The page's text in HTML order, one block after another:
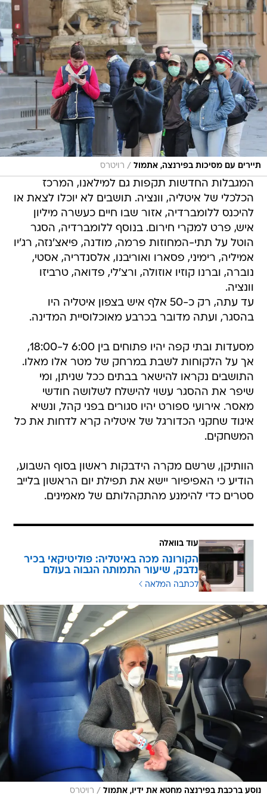
תיירים עם מסיכות בפירנצה, אתמול / רויטרס
המגבלות החדשות תקפות גם למילאנו, המרכז
הכלכלי של איטליה, וונציה. תושבים לא יוכלו לצאת או
להיכנס ללומברדיה, אזור שבו חיים כעשרה מיליון
איש, פרט למקרי חירום. בנוסף ללומברדיה, הסגר
הוטל על תתי-המחוזות פרמה, מודנה, פיאצ'נזה, רג'יו
אמיליה, רימיני, פסארו ואוריבנו, אלסנדריה, אסטי,
נוברה, וברנו קוזיו אוזולה, ורצ'לי, פדואה, טרביזו
וונציה.
עד עתה, רק כ-50 אלף איש בצפון איטליה היו
בהסגר, ועתה מדובר בכרבע מאוכלוסיית המדינה.
מסעדות ובתי קפה יהיו פתוחים בין 6:00 ל-18:00,
אך על הלקוחות לשבת במרחק של מטר אלו מאלו.
התושבים נקראו להישאר בבתים ככל שניתן, ומי
שיפר את ההסגר עשוי להישלח לשלושה חודשי
מאסר. אירועי ספורט יהיו סגורים בפני קהל, ונשיא
איגוד שחקני הכדורגל של איטליה קרא לדחות את כל
המשחקים.
הוותיקן, שרשם מקרה הידבקות ראשון בסוף השבוע,
הודיע כי האפיפיור יישא את תפילת יום הראשון בלייב
סטרים כדי להימנע מהתקהלותם של מאמינים.
עוד בוואלה
הקורונה מכה באיטליה: פוליטיקאי בכיר
נדבק, שיעור התמותה הגבוה בעולם
לכתבה המלאה
נוסע ברכבת בפירנצה מחטא את ידיו, אתמול / רויטרס